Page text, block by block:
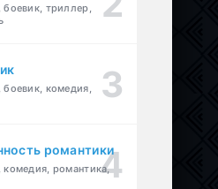
триллер,
комедия,
романтики
романтика,